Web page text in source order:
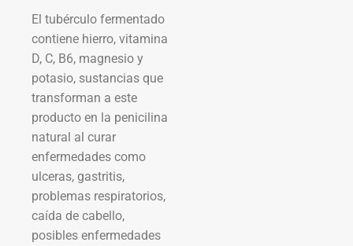
El tubérculo fermentado
contiene hierro, vitamina
D, C, B6, magnesio y
potasio, sustancias que
transforman a este
producto en la penicilina
natural al curar
enfermedades como
ulceras, gastritis,
problemas respiratorios,
caída de cabello,
posibles enfermedades